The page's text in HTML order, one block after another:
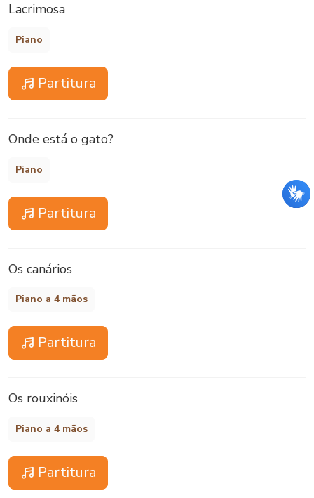
Lacrimosa
Piano
Partitura
Onde está o gato?
Piano
Partitura
Os canários
Piano a 4 mãos
Partitura
Os rouxinóis
Piano a 4 mãos
Partitura